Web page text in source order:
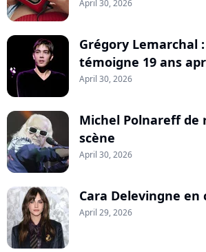
April 30, 2026
Grégory Lemarchal
témoigne 19 ans
April 30, 2026
Michel Polnareff de
scène
April 30, 2026
Cara Delevingne en
April 29, 2026